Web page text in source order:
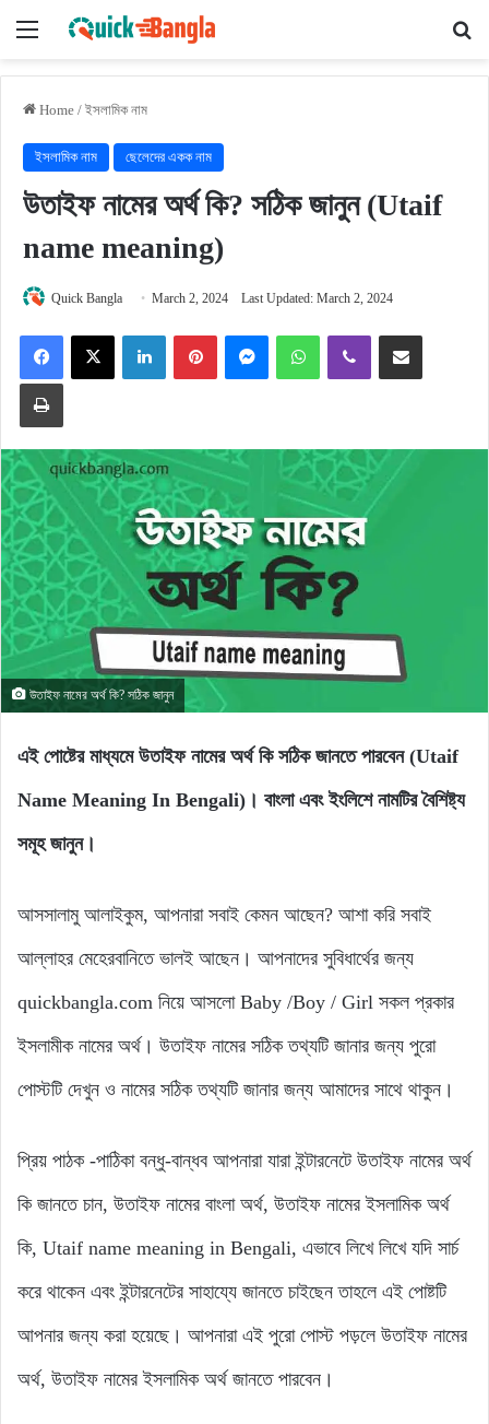
Menu
Home / ইসলামিক নাম
ইসলামিক নাম ছেলেদের একক নাম
উতাইফ নামের অর্থ কি? সঠিক জানুন (Utaif
name meaning)
Quick Bangla March 2, 2024 Last Updated: March 2, 2024
FacebookX LinkedInPinterestMessengerWhatsAppViber Share via Email
Print
উতাইফ নামের অর্থ কি? সঠিক জানুন
এই পোষ্টের মাধ্যমে উতাইফ নামের অর্থ কি সঠিক জানতে পারবেন (Utaif
Name Meaning In Bengali)। বাংলা এবং ইংলিশে নামটির বৈশিষ্ট্য
সমূহ জানুন।
আসসালামু আলাইকুম, আপনারা সবাই কেমন আছেন? আশা করি সবাই
আল্লাহর মেহেরবানিতে ভালই আছেন। আপনাদের সুবিধার্থের জন্য
quickbangla.com নিয়ে আসলো Baby /Boy / Girl সকল প্রকার
ইসলামীক নামের অর্থ। উতাইফ নামের সঠিক তথ্যটি জানার জন্য পুরো
পোস্টটি দেখুন ও নামের সঠিক তথ্যটি জানার জন্য আমাদের সাথে থাকুন।
প্রিয় পাঠক -পাঠিকা বন্ধু-বান্ধব আপনারা যারা ইন্টারনেটে উতাইফ নামের অর্থ
কি জানতে চান, উতাইফ নামের বাংলা অর্থ, উতাইফ নামের ইসলামিক অর্থ
কি, Utaif name meaning in Bengali, এভাবে লিখে লিখে যদি সার্চ
করে থাকেন এবং ইন্টারনেটের সাহায্যে জানতে চাইছেন তাহলে এই পোষ্টটি
আপনার জন্য করা হয়েছে। আপনারা এই পুরো পোস্ট পড়লে উতাইফ নামের
অর্থ, উতাইফ নামের ইসলামিক অর্থ জানতে পারবেন।